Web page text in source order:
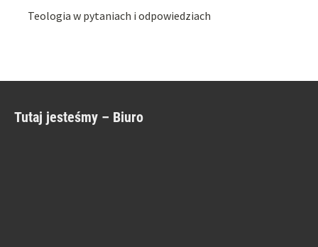
Teologia w pytaniach i odpowiedziach
Tutaj jesteśmy – Biuro